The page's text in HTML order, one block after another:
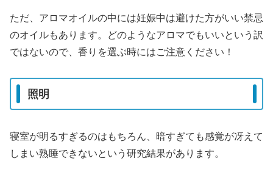
ただ、アロマオイルの中には妊娠中は避けた方がいい禁忌
のオイルもあります。どのようなアロマでもいいという訳
ではないので、香りを選ぶ時にはご注意ください！
照明
寝室が明るすぎるのはもちろん、暗すぎても感覚が冴えて
しまい熟睡できないという研究結果があります。